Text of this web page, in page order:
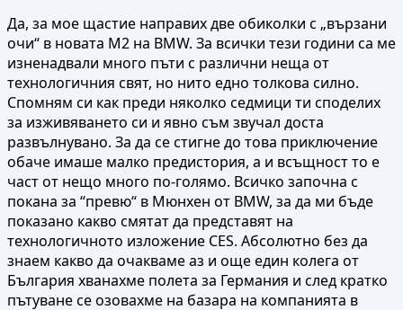
Да, за мое щастие направих две обиколки с „вързани
очи“ в новата M2 на BMW. За всички тези години са ме
изненадвали много пъти с различни неща от
технологичния свят, но нито едно толкова силно.
Спомням си как преди няколко седмици ти споделих
за изживяването си и явно съм звучал доста
развълнувано. За да се стигне до това приключение
обаче имаше малко предистория, а и всъщност то е
част от нещо много по-голямо. Всичко започна с
покана за “превю“ в Мюнхен от BMW, за да ми бъде
показано какво смятат да представят на
технологичното изложение CES. Абсолютно без да
знаем какво да очакваме аз и още един колега от
България хванахме полета за Германия и след кратко
пътуване се озовахме на базара на компанията в